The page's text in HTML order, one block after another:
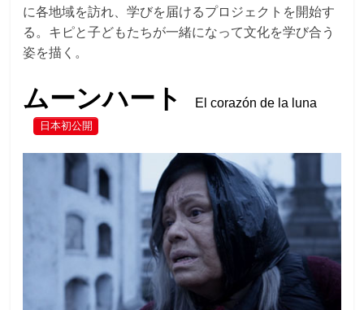
に各地域を訪れ、学びを届けるプロジェクトを開始す
る。キピと子どもたちが一緒になって文化を学び合う
姿を描く。
ムーンハート El corazón de la luna
日本初公開